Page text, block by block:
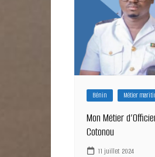
Bénin Métier
Mon Métier
Cotonou
11 juillet 2024